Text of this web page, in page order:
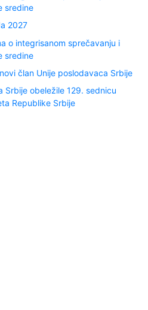
sredine
2027
o integrisanom sprečavanju i
sredine
član Unije poslodavaca Srbije
Srbije obeležile 129. sednicu
Republike Srbije